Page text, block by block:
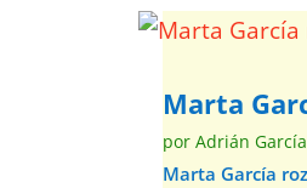
Marta
porAdrián
Marta García